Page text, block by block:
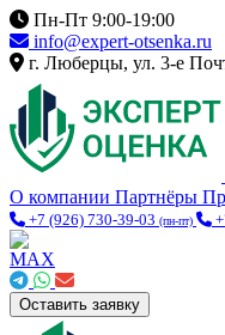
Пн-Пт 9:00-19:00
info@expert-otsenka.ru
г. Люберцы, ул. 3-е
О компании Партнёры
+7 (926) 730-39-03 (пн-пт)
Оставить заявку